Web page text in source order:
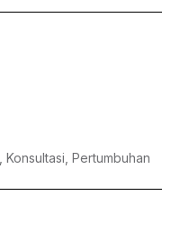
Konsultasi, Pertumbuhan